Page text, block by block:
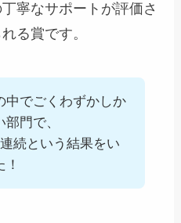
寧なサポートが評価さ
る賞です。
中でごくわずかしか
門で、
続という結果をい